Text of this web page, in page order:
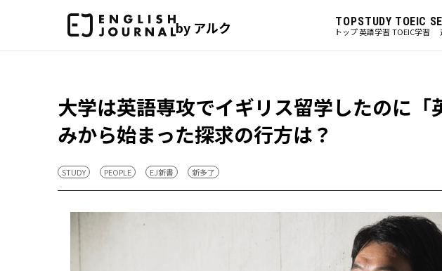
by アルク TOP
トップ
STUDY
英語学習
TOEIC
TOEIC学習
大学は英語専攻でイギリス留学したのに
みから始まった探求の行方は？
STUDY PEOPLE EJ新書 新多了